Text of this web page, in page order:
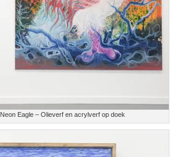
Eagle – Olieverf en acrylverf op doek